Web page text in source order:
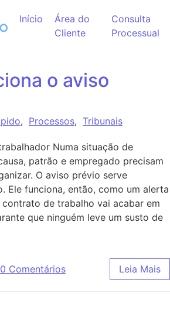
Início
Área do
Cliente
Consulta
Processual
o aviso
, Processos, Tribunais
Numa situação de
patrão e empregado precisam
O aviso prévio serve
Ele funciona, então, como um alerta
de trabalho vai acabar em
que ninguém leve um susto de
0 Comentários Leia Mais